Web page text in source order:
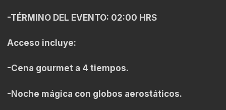
-TÉRMINO DEL EVENTO: 02:00 HRS
Acceso incluye:
-Cena gourmet a 4 tiempos.
-Noche mágica con globos aerostáticos.